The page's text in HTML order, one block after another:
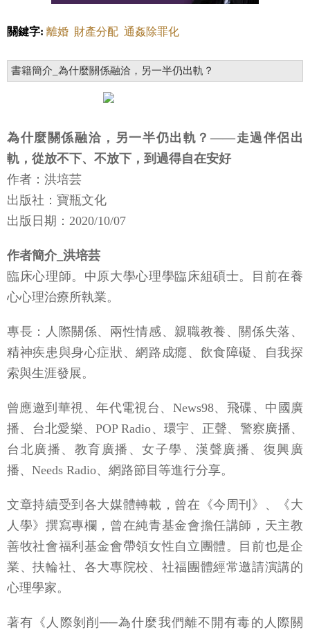
關鍵字: 離婚 財產分配 通姦除罪化
書籍簡介_為什麼關係融洽，另一半仍出軌？
為什麼關係融洽，另一半仍出軌？——走過伴侶出
軌，從放不下、不放下，到過得自在安好
作者：洪培芸
出版社：寶瓶文化
出版日期：2020/10/07
作者簡介_洪培芸
臨床心理師。中原大學心理學臨床組碩士。目前在養
心心理治療所執業。
專長：人際關係、兩性情感、親職教養、關係失落、
精神疾患與身心症狀、網路成癮、飲食障礙、自我探
索與生涯發展。
曾應邀到華視、年代電視台、News98、飛碟、中國廣
播、台北愛樂、POP Radio、環宇、正聲、警察廣播、
台北廣播、教育廣播、女子學、漢聲廣播、復興廣
播、Needs Radio、網路節目等進行分享。
文章持續受到各大媒體轉載，曾在《今周刊》、《大
人學》撰寫專欄，曾在純青基金會擔任講師，天主教
善牧社會福利基金會帶領女性自立團體。目前也是企
業、扶輪社、各大專院校、社福團體經常邀請演講的
心理學家。
著有《人際剝削──為什麼我們離不開有毒的人際關